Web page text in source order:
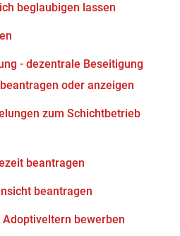
beglaubigen lassen
- dezentrale Beseitigung
oder anzeigen
zum Schichtbetrieb
beantragen
beantragen
bewerben